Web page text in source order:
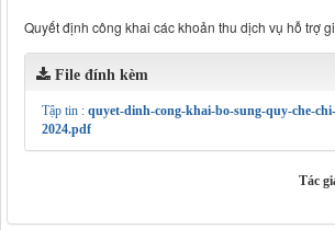
Quyết định công khai các khoản thu dịch vụ hỗ trợ
File đính kèm
Tập tin : quyet-dinh-cong-khai-bo-sung-quy-che-
2024.pdf
Tác